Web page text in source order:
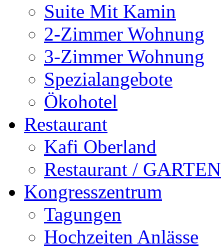
Suite Mit Kamin
2-Zimmer Wohnung
3-Zimmer Wohnung
Spezialangebote
Ökohotel
Restaurant
Kafi Oberland
Restaurant / GARTEN
Kongresszentrum
Tagungen
Hochzeiten Anlässe